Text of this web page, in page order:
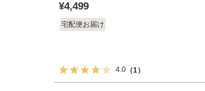
¥4,499
宅配便お届け
4.0 （1）